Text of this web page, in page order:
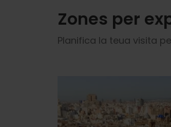
Zones per
Planifica la teua visita